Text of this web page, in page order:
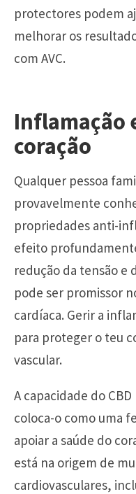
protectores podem
melhorar os
com AVC.
Inflamação
coração
Qualquer pessoa
provavelmente
propriedades anti-
efeito
redução da tensão e
pode ser promissor
cardíaca. Gerir a
para proteger o teu
vascular.
A capacidade do
coloca-o como uma
apoiar a saúde do
está na origem de
cardiovasculares,